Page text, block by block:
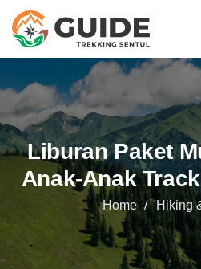
Liburan Paket
Anak-Anak
Home Hiking